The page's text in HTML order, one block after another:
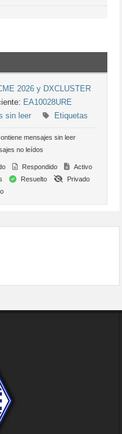
2026 y DXCLUSTER
EA10028URE
sin leer Etiquetas
mensajes sin leer
no leídos
Respondido
Activo
Resuelto
Privado